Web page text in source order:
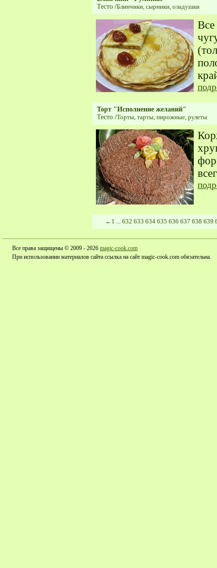
Тесто /Блинчики, сырники, оладушки
Все
Торт "Исполнение желаний"
Тесто /Торты, тарты, пирожные, рулеты
← 1 ... 632 633 634 635 636 637 638 639
Все права защищены © 2009 - 2026 magic-cook.com
При использовании материалов сайта ссылка на сайт magic-cook.com обязательна.